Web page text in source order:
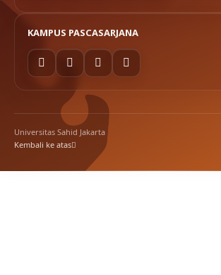
KAMPUS PASCASARJANA
Universitas Sahid Jakarta
Kembali ke atas